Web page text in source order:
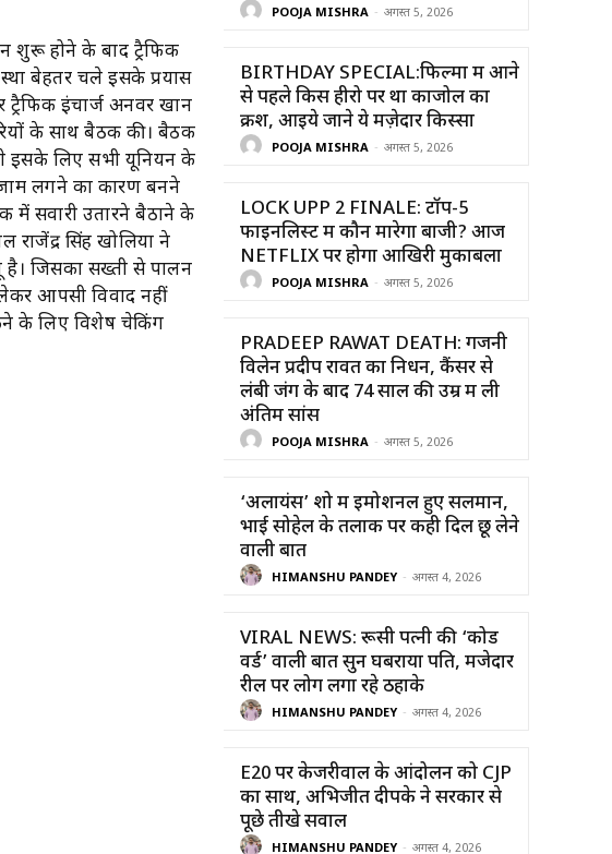
शुरू होने के बाद ट्रैफिक
बेहतर चले इसके प्रयास
इंचार्ज अनवर खान
के साथ बैठक की। बैठक
इसके लिए सभी यूनियन के
जाम लगने का कारण बनने
में सवारी उतारने बैठाने के
राजेंद्र सिंह खोलिया ने
है। जिसका सख्ती से पालन
आपसी विवाद नहीं
के लिए विशेष चेकिंग
POOJA MISHRA - अगस्त 5, 2026
BIRTHDAY SPECIAL:फिल्मों में आने
से पहले किस हीरो पर था काजोल का
क्रश, आइये जाने ये मज़ेदार किस्सा
POOJA MISHRA - अगस्त 5, 2026
LOCK UPP 2 FINALE: टॉप-5
फाइनलिस्ट में कौन मारेगा बाजी? आज
NETFLIX पर होगा आखिरी मुकाबला
POOJA MISHRA - अगस्त 5, 2026
PRADEEP RAWAT DEATH: गजनी
विलेन प्रदीप रावत का निधन, कैंसर से
लंबी जंग के बाद 74 साल की उम्र में ली
अंतिम सांस
POOJA MISHRA - अगस्त 5, 2026
‘अलायंस’ शो में इमोशनल हुए सलमान,
भाई सोहेल के तलाक पर कही दिल छू लेने
वाली बात
HIMANSHU PANDEY - अगस्त 4, 2026
VIRAL NEWS: रूसी पत्नी की ‘कोड
वर्ड’ वाली बात सुन घबराया पति, मजेदार
रील पर लोग लगा रहे ठहाके
HIMANSHU PANDEY - अगस्त 4, 2026
E20 पर केजरीवाल के आंदोलन को CJP
का साथ, अभिजीत दीपके ने सरकार से
पूछे तीखे सवाल
HIMANSHU PANDEY - अगस्त 4, 2026